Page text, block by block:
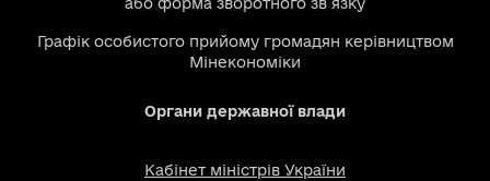
або форма зворотного зв`язку
Графік особистого прийому громадян керівництвом
Мінекономіки
Органи державної влади
Кабінет міністрів України